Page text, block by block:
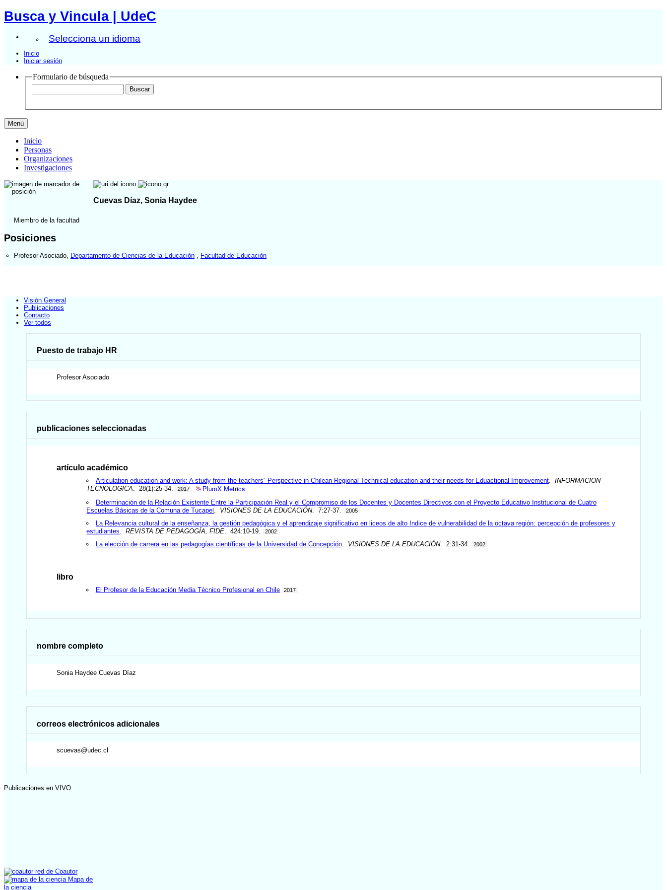
Busca y Vincula | UdeC
Selecciona un idioma
Inicio
Iniciar sesión
Formulario de búsqueda
Menú
Inicio
Personas
Organizaciones
Investigaciones
Cuevas Díaz, Sonia Haydee
Miembro de la facultad
Posiciones
Profesor Asociado Departamento de Ciencias de la Educación Facultad de Educación
Visión General
Publicaciones
Contacto
Ver todos
Puesto de trabajo HR
Profesor Asociado
publicaciones seleccionadas
artículo académico
Articulation education and work: A study from the teachers´ Perspective in Chilean Regional Technical education and their needs for Eduactional Improvement. INFORMACION
TECNOLOGICA . 28(1):25-34. 2017 PlumX Metrics
Determinación de la Relación Existente Entre la Participación Real y el Compromiso de los Docentes y Docentes Directivos con el Proyecto Educativo Institucional de Cuatro
Escuelas Básicas de la Comuna de Tucapel
VISIONES DE LA EDUCACIÓN. 7:27-37. 2005
La Relevancia cultural de la enseñanza, la gestión pedagógica y el aprendizaje significativo en liceos de alto Indice de vulnerabilidad de la octava región: percepción de profesores y
estudiantes .REVISTA DE PEDAGOGÍA, FIDE . 424:10-19. 2002
La elección de carrera en las pedagogías científicas de la Universidad de Concepción. VISIONES DE LA EDUCACIÓN. 2:31-34. 2002
libro
El Profesor de la Educación Media Técnico Profesional en Chile 2017
nombre completo
Sonia Haydee Cuevas Díaz
correos electrónicos adicionales
scuevas@udec.cl
Publicaciones en VIVO
red de Coautor
Mapa de
la ciencia